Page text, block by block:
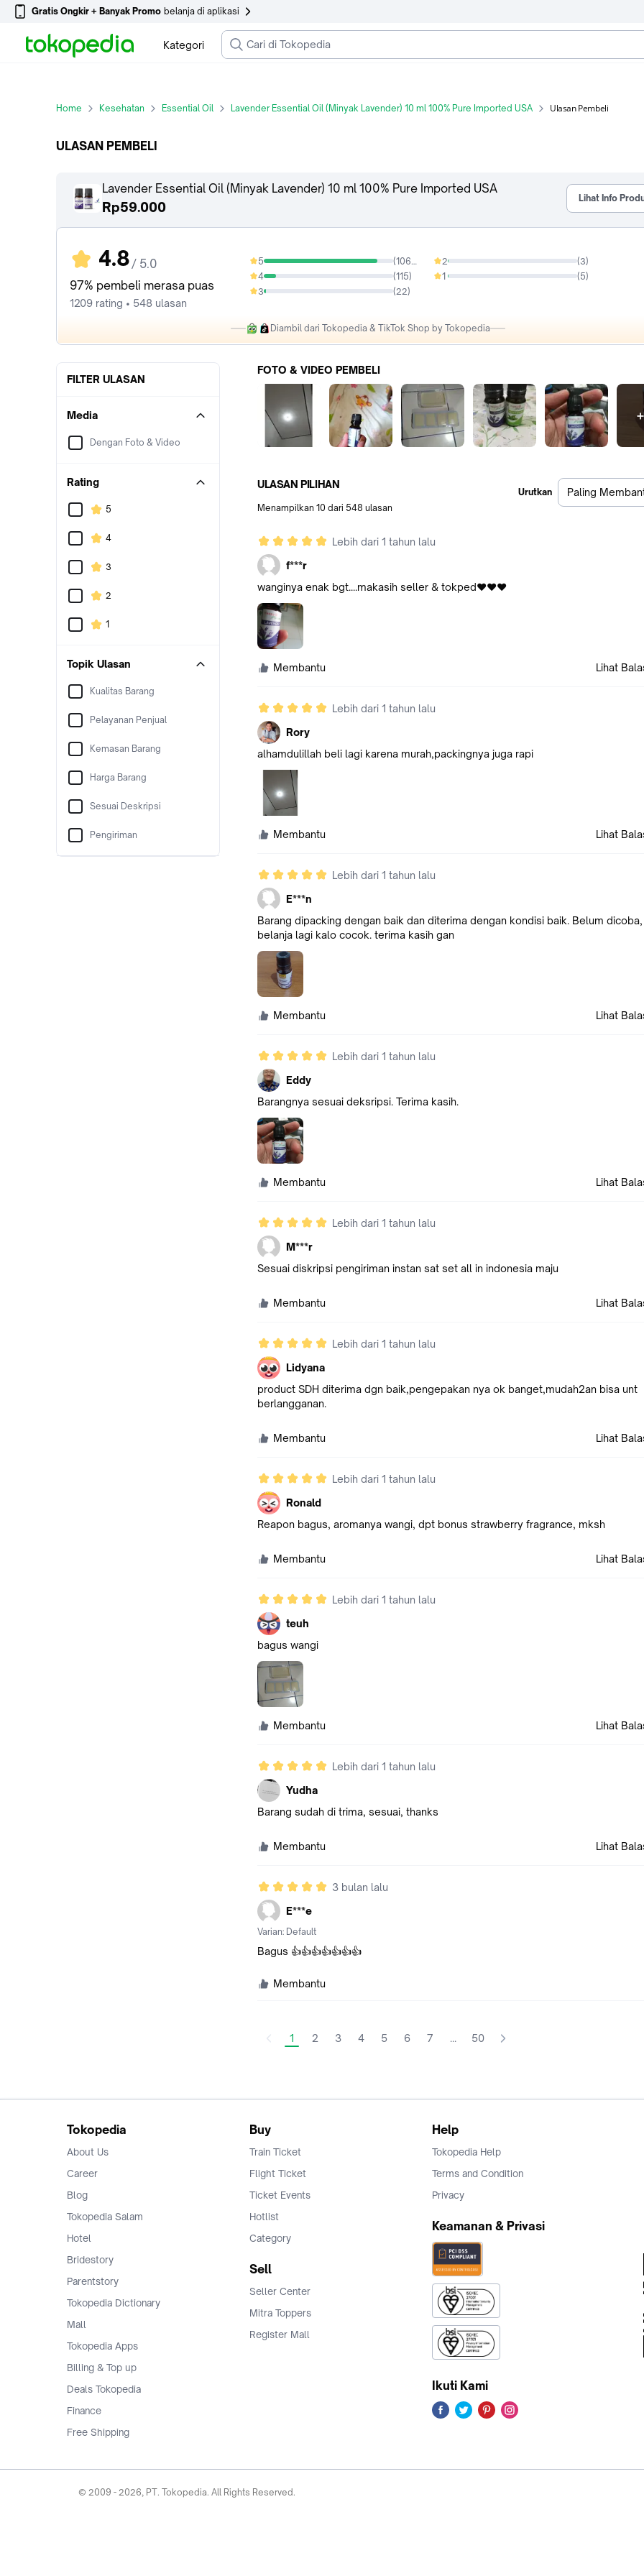
Gratis Ongkir + Banyak Promo belanja di aplikasi
Kategori
Home Kesehatan Essential Oil Lavender Essential Oil (Minyak Lavender) 10 ml 100% Pure Imported USA Ulasan Pembeli
ULASAN PEMBELI
Lavender Essential Oil (Minyak Lavender) 10 ml 100% Pure Imported USA
Rp59.000
Lihat Info
4.8/ 5.0
97% pembeli merasa puas
1209 rating • 548 ulasan
5 (1064
88.01%
4 (115)
9.51%
3 (22)
1.82%
2 (3)
0.25%
1 (5)
0.41%
Diambil dari Tokopedia & TikTok Shop by Tokopedia
FILTER ULASAN
Media
Dengan Foto & Video
Rating
5
4
3
2
1
Topik Ulasan
Kualitas Barang
Pelayanan Penjual
Kemasan Barang
Harga Barang
Sesuai Deskripsi
Pengiriman
FOTO & VIDEO PEMBELI
+
ULASAN PILIHAN
Menampilkan 10 dari 548 ulasan
Urutkan Paling
Lebih dari 1 tahun lalu
f***r
wanginya enak bgt....makasih seller & tokped❤️❤️❤️
Membantu Lihat
Lebih dari 1 tahun lalu
Rory
alhamdulillah beli lagi karena murah,packingnya juga rapi
Membantu Lihat
Lebih dari 1 tahun lalu
E***n
Barang dipacking dengan baik dan diterima dengan kondisi baik. Belum
belanja lagi kalo cocok. terima kasih gan
Membantu Lihat
Lebih dari 1 tahun lalu
Eddy
Barangnya sesuai deksripsi. Terima kasih.
Membantu Lihat
Lebih dari 1 tahun lalu
M***r
Sesuai diskripsi pengiriman instan sat set all in indonesia maju
Membantu Lihat
Lebih dari 1 tahun lalu
Lidyana
product SDH diterima dgn baik,pengepakan nya ok banget,mudah2an bisa unt
berlangganan.
Membantu Lihat
Lebih dari 1 tahun lalu
Ronald
Reapon bagus, aromanya wangi, dpt bonus strawberry fragrance, mksh
Membantu Lihat
Lebih dari 1 tahun lalu
teuh
bagus wangi
Membantu Lihat
Lebih dari 1 tahun lalu
Yudha
Barang sudah di trima, sesuai, thanks
Membantu Lihat
3 bulan lalu
E***e
Varian: Default
Bagus 👍👍👍👍👍👍👍
Membantu
1 2 3 4 5 6 7 ... 50
Tokopedia
About Us
Career
Blog
Tokopedia Salam
Hotel
Bridestory
Parentstory
Tokopedia Dictionary
Mall
Tokopedia Apps
Billing & Top up
Deals Tokopedia
Finance
Free Shipping
Buy
Train Ticket
Flight Ticket
Ticket Events
Hotlist
Category
Sell
Seller Center
Mitra Toppers
Register Mall
Help
Tokopedia Help
Terms and Condition
Privacy
Keamanan & Privasi
Ikuti Kami
© 2009 - 2026, PT. Tokopedia. All Rights Reserved.